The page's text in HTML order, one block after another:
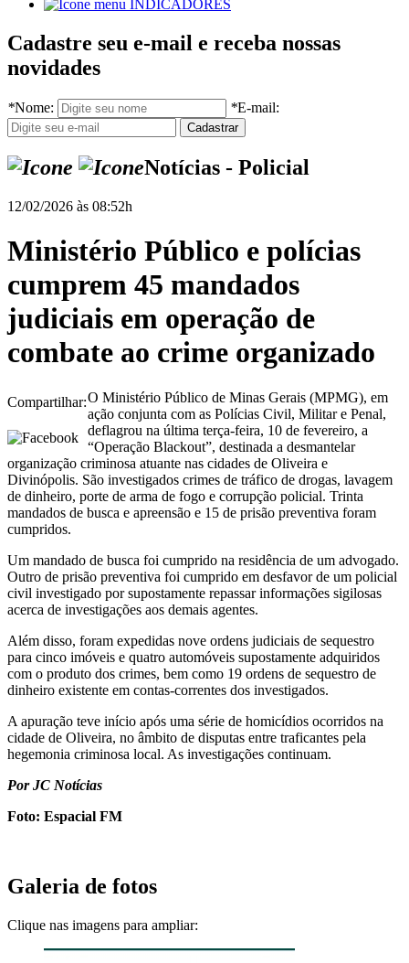
INDICADORES
Cadastre seu e-mail e receba nossas
novidades
*Nome: *E-mail:
Notícias - Policial
12/02/2026 às 08:52h
Ministério Público e polícias
cumprem 45 mandados
judiciais em operação de
combate ao crime organizado
Compartilhar:O Ministério Público de Minas Gerais (MPMG), em
ação conjunta com as Polícias Civil, Militar e Penal,
deflagrou na última terça-feira, 10 de fevereiro, a
“Operação Blackout”, destinada a desmantelar
organização criminosa atuante nas cidades de Oliveira e
Divinópolis. São investigados crimes de tráfico de drogas, lavagem
de dinheiro, porte de arma de fogo e corrupção policial. Trinta
mandados de busca e apreensão e 15 de prisão preventiva foram
cumpridos.
Um mandado de busca foi cumprido na residência de um advogado.
Outro de prisão preventiva foi cumprido em desfavor de um policial
civil investigado por supostamente repassar informações sigilosas
acerca de investigações aos demais agentes.
Além disso, foram expedidas nove ordens judiciais de sequestro
para cinco imóveis e quatro automóveis supostamente adquiridos
com o produto dos crimes, bem como 19 ordens de sequestro de
dinheiro existente em contas-correntes dos investigados.
A apuração teve início após uma série de homicídios ocorridos na
cidade de Oliveira, no âmbito de disputas entre traficantes pela
hegemonia criminosa local. As investigações continuam.
Por JC Notícias
Foto: Espacial FM
Galeria de fotos
Clique nas imagens para ampliar: